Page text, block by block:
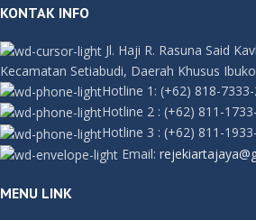
KONTAK INFO
Jl. Haji R. Rasuna Said
Kecamatan Setiabudi, Daerah Khusus
Hotline 1: (+62) 818-
Hotline 2 : (+62) 811-
Hotline 3 : (+62) 811-
Email:
MENU LINK